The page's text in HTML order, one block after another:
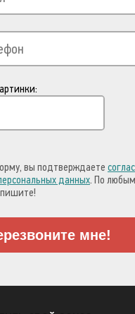
вы подтверждаете
данных. По любым
мне!